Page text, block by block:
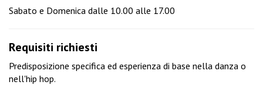
Sabato e Domenica dalle 10.00 alle 17.00
Requisiti richiesti
Predisposizione specifica ed esperienza di base nella danza o
nell'hip hop.